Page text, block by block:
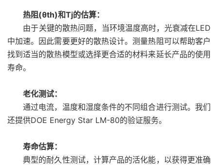
热阻(θth)和Tj的估算：
由于关键的散热问题，当环境温度高时，光衰减在LED
中加速。因此需要更好的散热设计。测量热阻可以帮助客户
找到适当的散热模型或选择更合适的材料来延长产品的使用
寿命。
老化测试：
通过电流，温度和湿度条件的不同组合进行测试。我们
还提供DOE Energy Star LM-80的验证服务。
寿命估算：
典型的耐久性测试，计算产品的活化能，以获得更准确